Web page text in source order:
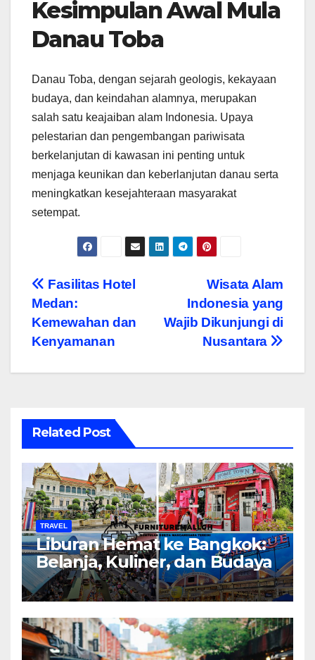
Kesimpulan Awal Mula
Danau Toba
Danau Toba, dengan sejarah geologis, kekayaan
budaya, dan keindahan alamnya, merupakan
salah satu keajaiban alam Indonesia. Upaya
pelestarian dan pengembangan pariwisata
berkelanjutan di kawasan ini penting untuk
menjaga keunikan dan keberlanjutan danau serta
meningkatkan kesejahteraan masyarakat
setempat.
Navigasi
pos
Wisata Alam
Indonesia yang
Wajib Dikunjungi di
Nusantara
Fasilitas Hotel
Medan:
Kemewahan dan
Kenyamanan
Related Post
TRAVEL
Liburan Hemat ke Bangkok:
Belanja, Kuliner, dan Budaya